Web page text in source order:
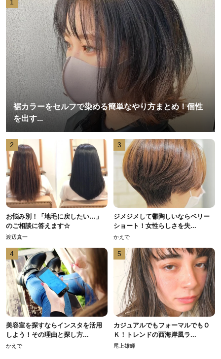
1
裾カラーをセルフで染める簡単なやり方まとめ！個性
を出す...
2
お悩み別！「地毛に戻したい…」
のご相談に答えます☆
渡辺真一
3
ジメジメして鬱陶しいならベリー
ショート！女性らしさを失...
かえで
4
美容室を探すならインスタを活用
しよう！その理由と探し方...
かえで
5
カジュアルでもフォーマルでもＯ
Ｋ！トレンドの西海岸風ラ...
尾上雄輝